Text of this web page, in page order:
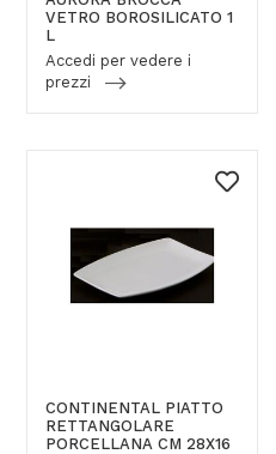
VETRO BOROSILICATO 1
L
Accedi per vedere i
prezzi
CONTINENTAL PIATTO
RETTANGOLARE
PORCELLANA CM 28X16